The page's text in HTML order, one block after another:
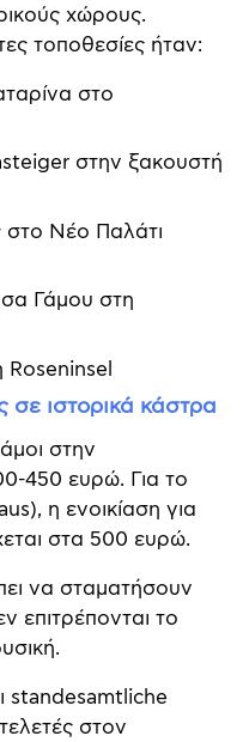
χώρους.
τοποθεσίες ήταν:
στο
στην ξακουστή
Νέο Παλάτι
Γάμου στη
σε ιστορικά κάστρα
στην
450 ευρώ. Για το
η ενοικίαση για
στα 500 ευρώ.
να σταματήσουν
επιτρέπονται το
standesamtliche
στον